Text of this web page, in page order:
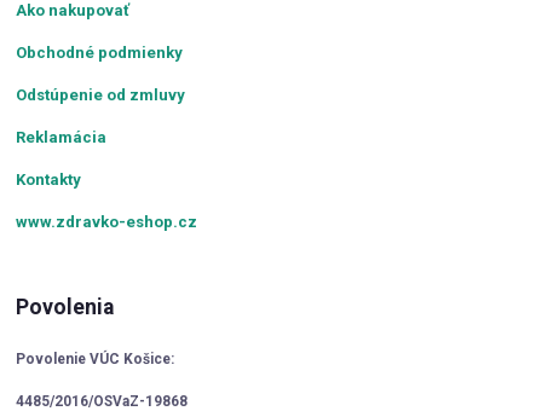
Ako nakupovať
Obchodné podmienky
Odstúpenie od zmluvy
Reklamácia
Kontakty
www.zdravko-eshop.cz
Povolenia
Povolenie VÚC Košice:
4485/2016/OSVaZ-19868